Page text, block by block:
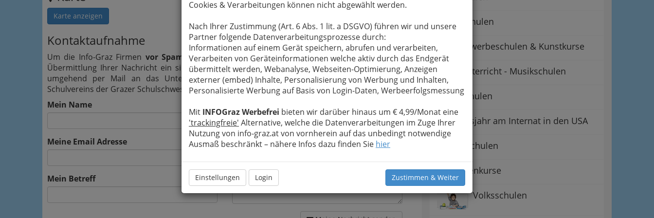
Cookies & Verarbeitungen können nicht abgewählt werden.
Nach Ihrer Zustimmung (Art. 6 Abs. 1 lit. a DSGVO) führen wir und unsere
Partner folgende Datenverarbeitungsprozesse durch:
Informationen auf einem Gerät speichern, abrufen und verarbeiten,
Verarbeiten von Geräteinformationen welche aktiv durch das Endgerät
übermittelt werden, Webanalyse, Webseiten-Optimierung, Anzeigen
externer (embed) Inhalte, Personalisierung von Werbung und Inhalten,
Personalisierte Werbung auf Basis von Login-Daten, Werbeerfolgsmessung
Mit INFOGraz Werbefrei bieten wir darüber hinaus um € 4,99/Monat eine
'trackingfreie' Alternative, welche die Datenverarbeitungen im Zuge Ihrer
Nutzung von info-graz.at von vornherein auf das unbedingt notwendige
Ausmaß beschränkt – nähere Infos dazu finden Sie hier
Einstellungen Login Zustimmen & Weiter
Karte anzeigen
Kontaktaufnahme
Um die Info-Graz Firmen vor Spam-Mails zu bewahren, verwenden wir an dieser Stelle zur
Übermittlung Ihrer Nachricht ein sicheres Formular. Ihre Nachricht wird nach dem Absenden
umgehend per Mail an das Unternehmen HLA für Land- und Ernährungswirtschaft des
Schulvereins der Grazer Schulschwestern weitergeleitet.
Mein Name
Meine Email Adresse
Mein Betreff
Hauptschulen
Kunstgewerbeschulen & Kunstkurse
Musikunterricht - Musikschulen
Privatschulen
Auslandsjahr am Internat in den USA
Sonderschulen
Studentenkurse
Volksschulen